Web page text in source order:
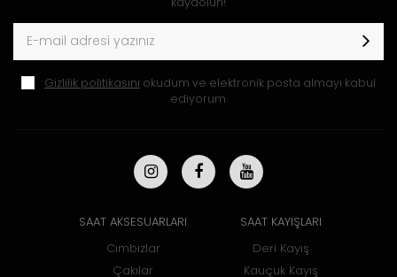
Gizlilik politikasını okudum ve elektronik posta almayı kabul
ediyorum.
SAAT AKSESUARLARI
Cımbızlar
Çakılar
SAAT KAYIŞLARI
Deri Kayış
Kauçuk Kayış